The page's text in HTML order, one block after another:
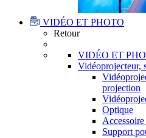
VIDÉO ET PHOTO
Retour
VIDÉO ET
Vidéoprojecteur,
projection
Optique
Support